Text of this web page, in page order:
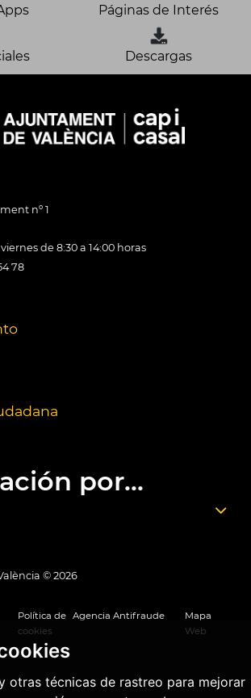
otras técnicas de rastreo para mejorar
Páginas de Interés
Descargas
nº 1
de 8:30 a 14:00 horas
78
por...
© 2026
Política de
cookies
Agencia Antifraude
Mapa
Web